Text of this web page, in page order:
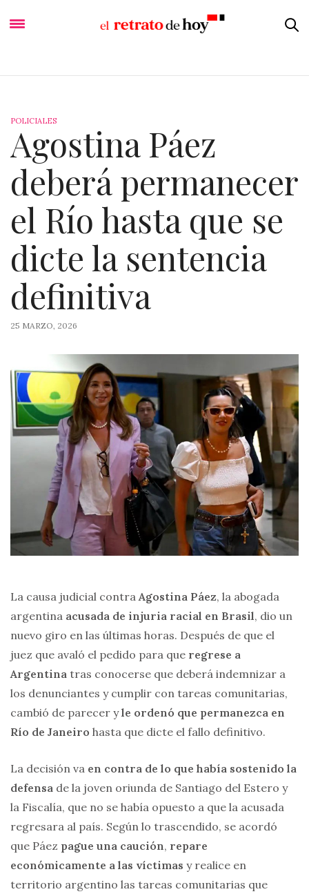
POLICIALES
Agostina Páez
deberá permanecer
el Río hasta que se
dicte la sentencia
definitiva
25 MARZO, 2026
La causa judicial contraAgostina Páez, la abogada
argentina acusada de injuria racial en Brasil, dio un
nuevo giro en las últimas horas. Después de que el
juez que avaló el pedido para que regrese a
Argentina tras conocerse que deberá indemnizar a
los denunciantes y cumplir con tareas comunitarias,
cambió de parecer yle ordenó que permanezca en
Río de Janeiro hasta que dicte el fallo definitivo.
La decisión va en contra de lo que había sostenido la
defensa de la joven oriunda de Santiago del Estero y
la Fiscalía, que no se había opuesto a que la acusada
regresara al país. Según lo trascendido, se acordó
que Páez pague una caución, repare
económicamente a las víctimas y realice en
territorio argentino las tareas comunitarias que